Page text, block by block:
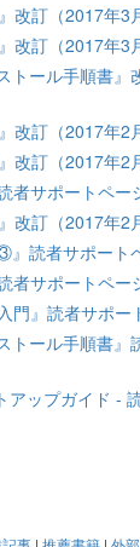
改訂（2017年3
改訂（2017年3
トール手順書』
改訂（2017年2
改訂（2017年2
者サポートペー
改訂（2017年2
』読者サポート
者サポートペー
門』読者サポー
トール手順書』
ップガイド -